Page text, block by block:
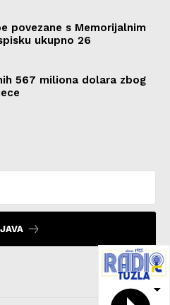
povezane s Memorijalnim
ukupno 26
567 miliona dolara zbog